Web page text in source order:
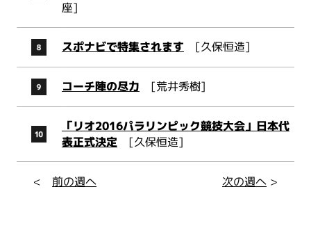
座]
スポナビで特集されます [久保恒造]
コーチ陣の尽力 [荒井秀樹]
「リオ2016パラリンピック競技大会」日本代
表正式決定[久保恒造]
<前の週へ 次の週へ>